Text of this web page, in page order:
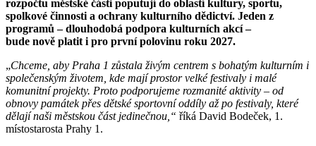
rozpočtu městské části poputují do oblastí kultury, sportu,
spolkové činnosti a ochrany kulturního dědictví. Jeden z
programů – dlouhodobá podpora kulturních akcí –
bude nově platit i pro první polovinu roku 2027.
„Chceme, aby Praha 1 zůstala živým centrem s bohatým kulturním i
společenským životem, kde mají prostor velké festivaly i malé
komunitní projekty. Proto podporujeme rozmanité aktivity – od
obnovy památek přes dětské sportovní oddíly až po festivaly, které
dělají naši městskou část jedinečnou,“ říká David Bodeček, 1.
místostarosta Prahy 1.